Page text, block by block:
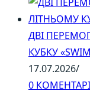
ДВІ
КУБКУ
17.07.2026/
0